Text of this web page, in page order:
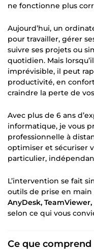
ne fonctionne plus
Aujourd’hui, un
pour travailler, gérer
suivre ses projets ou
quotidien. Mais
imprévisible, il peut
productivité, en
craindre la perte de
Avec plus de 6 ans
informatique, je vous
professionnelle à
optimiser et sécuriser
particulier,
L’intervention se fait
outils de prise en
AnyDesk,
selon ce qui vous
Ce que comprend